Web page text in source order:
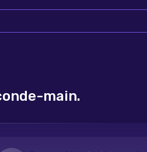
main.